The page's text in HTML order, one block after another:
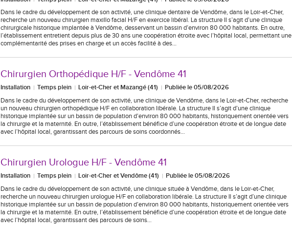
Dans le cadre du développement de son activité, une clinique dentaire de Vendôme, dans le Loir-et-Cher,
recherche un nouveau chirurgien maxillo facial H/F en exercice libéral. La structure Il s’agit d’une clinique
chirurgicale historique implantée à Vendôme, desservant un bassin d’environ 80 000 habitants. En outre,
l’établissement entretient depuis plus de 30 ans une coopération étroite avec l’hôpital local, permettant une
complémentarité des prises en charge et un accès facilité à des…
Chirurgien Orthopédique H/F - Vendôme 41
Installation Temps plein Loir-et-Cher et Mazangé (41)
Publiée le 05/08/2026
Dans le cadre du développement de son activité, une clinique de Vendôme, dans le Loir-et-Cher, recherche
un nouveau chirurgien orthopédique H/F en collaboration libérale. La structure Il s’agit d’une clinique
historique implantée sur un bassin de population d’environ 80 000 habitants, historiquement orientée vers
la chirurgie et la maternité. En outre, l’établissement bénéficie d’une coopération étroite et de longue date
avec l’hôpital local, garantissant des parcours de soins coordonnés…
Chirurgien Urologue H/F - Vendôme 41
Installation Temps plein Loir-et-Cher et Vendôme (41)
Publiée le 05/08/2026
Dans le cadre du développement de son activité, une clinique située à Vendôme, dans le Loir-et-Cher,
recherche un nouveau chirurgien urologue H/F en collaboration libérale. La structure Il s’agit d’une clinique
historique implantée sur un bassin de population d’environ 80 000 habitants, historiquement orientée vers
la chirurgie et la maternité. En outre, l’établissement bénéficie d’une coopération étroite et de longue date
avec l’hôpital local, garantissant des parcours de soins…